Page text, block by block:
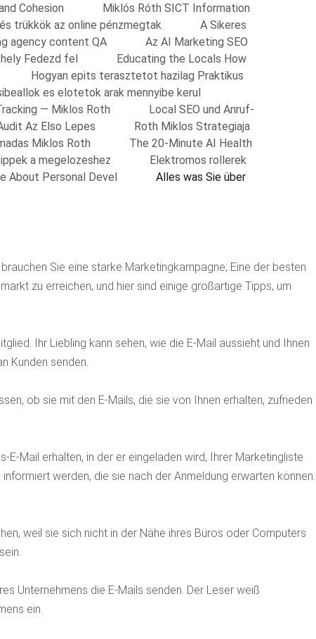
Cohesion
Miklós Róth SICT Information
trükkök az online pénzmegtak
A Sikeres
agency content QA
Az AI Marketing SEO
Fedezd fel
Educating the Locals How
Hogyan epits terasztetot hazilag Praktikus
es elotetok arak mennyibe kerul
— Miklos Roth
Local SEO und Anruf-
Az Elso Lepes
Roth Miklos Strategiaja
Miklos Roth
The 20-Minute AI Health
a megelozeshez
Elektromos rollerek
About Personal Devel
Alles was Sie über
Sie eine starke Marketingkampagne; Eine der besten
zu erreichen, und hier sind einige großartige Tipps, um
Ihr Liebling kann sehen, wie die E-Mail aussieht und Ihnen
Kunden senden.
ob sie mit den E-Mails, die sie von Ihnen erhalten, zufrieden
E-Mail erhalten, in der er eingeladen wird, Ihrer Marketingliste
werden, die sie nach der Anmeldung erwarten können.
weil sie sich nicht in der Nähe ihres Büros oder Computers
Unternehmens die E-Mails senden. Der Leser weiß
ein.